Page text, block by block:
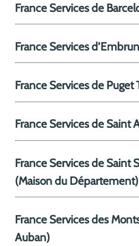
France Services de
France Services d’Embrun
France Services de Puget
France Services de Saint
France Services de Saint
(Maison du Département)
France Services des
Auban)